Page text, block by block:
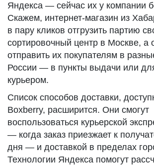
Яндекса — сейчас их у компании
Скажем, интернет-магазин из
в пару кликов отгрузить партию
сортировочный центр в Москве, а
отправить их покупателям в
России — в пункты выдачи или
курьером.
Список способов доставки,
Boxberry, расширится. Они смогут
воспользоваться курьерской
— когда заказ приезжает к
дня — и доставкой в пределах
Технологии Яндекса помогут